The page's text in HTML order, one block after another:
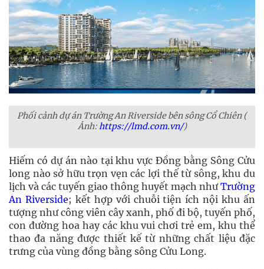
Phối cảnh dự án Trường An Riverside bên sông Cổ Chiên (
Ảnh:https://lmd.com.vn/)
Hiếm có dự án nào tại khu vực Đồng bằng Sông Cửu
long nào sở hữu trọn vẹn các lợi thế từ sông, khu du
lịch và các tuyến giao thông huyết mạch nhưTrường
An Riverside; kết hợp với chuỗi tiện ích nội khu ấn
tượng như công viên cây xanh, phố đi bộ, tuyến phố,
con đường hoa hay các khu vui chơi trẻ em, khu thể
thao đa năng được thiết kế từ những chất liệu đặc
trưng của vùng đồng bằng sông Cửu Long.